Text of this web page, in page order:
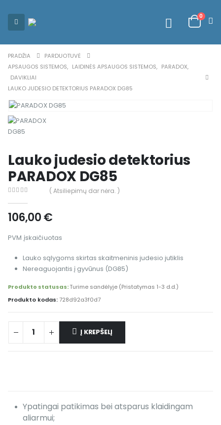
0
PRADŽIA
PARDUOTUVĖ
APSAUGOS SISTEMOS, LAIDINĖS APSAUGOS SISTEMOS, PARADOX,
DAVIKLIAI
LAUKO JUDESIO DETEKTORIUS PARADOX DG85
Lauko judesio detektorius
PARADOX DG85
( Atsiliepimų dar nėra. )
106,00€
PVM įskaičiuotas
Lauko sąlygoms skirtas skaitmeninis judesio jutiklis
Nereaguojantis į gyvūnus (DG85)
Produkto statusas:Turime sandėlyje (Pristatymas 1-3 d.d.)
Produkto kodas:728d92a3f0d7
Į KREPŠELĮ
Ypatingai patikimas bei atsparus klaidingam
aliarmui;